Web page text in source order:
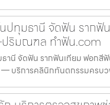
ปทุมธานี จัดฟัน รากฟั
ปริมณฑล ทำฟัน.com
นี จัดฟัน รากฟันเทียม ฟอกสีฟั
บริการคลินิกทันตกรรมครบว